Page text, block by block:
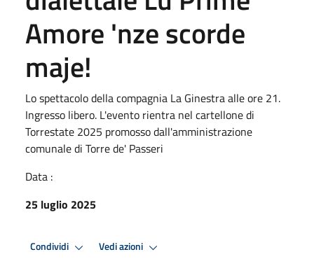
Amore 'nze scorde
maje!
Lo spettacolo della compagnia La Ginestra alle ore 21.
Ingresso libero. L'evento rientra nel cartellone di
Torrestate 2025 promosso dall'amministrazione
comunale di Torre de' Passeri
Data :
25 luglio 2025
Condividi Vedi azioni